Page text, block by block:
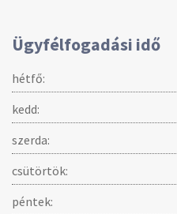
Ügyfélfogadási idő
hétfő:
kedd:
szerda:
csütörtök:
péntek: